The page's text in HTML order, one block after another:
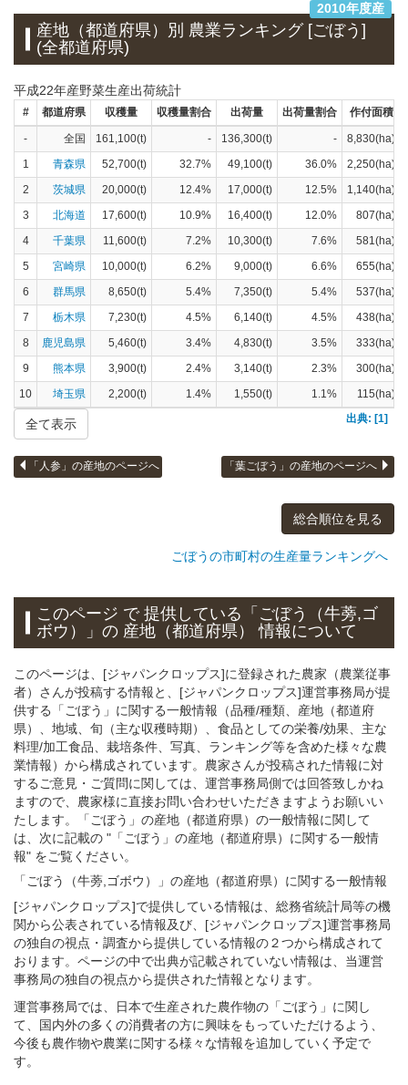
2010年度産
産地（都道府県）別 農業ランキング [ごぼう]
(全都道府県)
平成22年産野菜生産出荷統計
# 都道府県 収穫量 収穫量割合 出荷量 出荷量割合 作付面積
- 全国 161,100(t) - 136,300(t) -
8,830(ha)
1
青森県 52,700(t) 32.7% 49,100(t) 36.0%
2,250(ha)
2
茨城県 20,000(t) 12.4% 17,000(t) 12.5%
1,140(ha)
3
北海道 17,600(t) 10.9% 16,400(t) 12.0%
807(ha)
4
千葉県 11,600(t) 7.2% 10,300(t) 7.6%
581(ha)
5
宮崎県 10,000(t) 6.2% 9,000(t) 6.6%
655(ha)
6
群馬県 8,650(t) 5.4% 7,350(t) 5.4%
537(ha)
7
栃木県 7,230(t) 4.5% 6,140(t) 4.5%
438(ha)
8
鹿児島県 5,460(t) 3.4% 4,830(t) 3.5%
333(ha)
9
熊本県 3,900(t) 2.4% 3,140(t) 2.3%
300(ha)
10
埼玉県 2,200(t) 1.4% 1,550(t) 1.1%
115(ha)
出典: [1]
全て表示
「人参」の産地のページへ 「葉ごぼう」の産地のページへ
総合順位を見る
ごぼうの市町村の生産量ランキングへ
このページ で 提供している「ごぼう（牛蒡,ゴ
ボウ）」の 産地（都道府県） 情報について
このページは、[ジャパンクロップス]に登録された農家（農業従事
者）さんが投稿する情報と、[ジャパンクロップス]運営事務局が提
供する「ごぼう」に関する一般情報（品種/種類、産地（都道府
県）、地域、旬（主な収穫時期）、食品としての栄養/効果、主な
料理/加工食品、栽培条件、写真、ランキング等を含めた様々な農
業情報）から構成されています。農家さんが投稿された情報に対
するご意見・ご質問に関しては、運営事務局側では回答致しかね
ますので、農家様に直接お問い合わせいただきますようお願いい
たします。「ごぼう」の産地（都道府県）の一般情報に関して
は、次に記載の "「ごぼう」の産地（都道府県）に関する一般情
報" をご覧ください。
「ごぼう（牛蒡,ゴボウ）」 の産地（都道府県）に関する一般情報
[ジャパンクロップス]で提供している情報は、総務省統計局等の機
関から公表されている情報及び、[ジャパンクロップス]運営事務局
の独自の視点・調査から提供している情報の２つから構成されて
おります。ページの中で出典が記載されていない情報は、当運営
事務局の独自の視点から提供された情報となります。
運営事務局では、日本で生産された農作物の「ごぼう」に関し
て、国内外の多くの消費者の方に興味をもっていただけるよう、
今後も農作物や農業に関する様々な情報を追加していく予定で
す。